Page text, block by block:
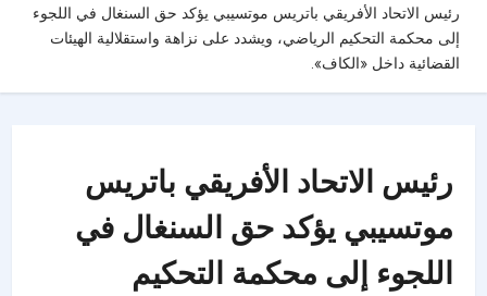
رئيس الاتحاد الأفريقي باتريس موتسيبي يؤكد حق السنغال في اللجوء
إلى محكمة التحكيم الرياضي، ويشدد على نزاهة واستقلالية الهيئات
القضائية داخل «الكاف».
رئيس الاتحاد الأفريقي باتريس
موتسيبي يؤكد حق السنغال في
اللجوء إلى محكمة التحكيم